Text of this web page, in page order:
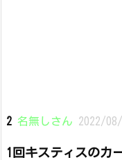
2 名無しさん 2022/
1回キスティスのカ